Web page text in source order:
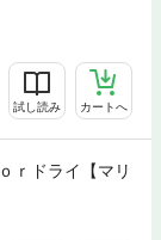
試し読み カートへ
ｒドライ【マリ